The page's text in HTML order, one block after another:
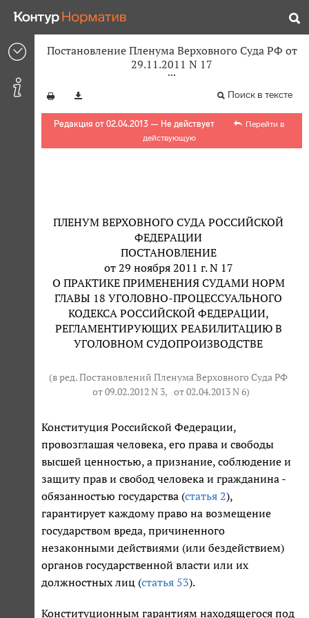
Постановление Пленума Верховного Суда РФ от
29.11.2011 N 17
Поиск в тексте
Редакция от 02.04.2013 — Не действует
Перейти в
действующую
ПЛЕНУМ ВЕРХОВНОГО СУДА РОССИЙСКОЙ
ФЕДЕРАЦИИ
ПОСТАНОВЛЕНИЕ
от 29 ноября 2011 г. N 17
О ПРАКТИКЕ ПРИМЕНЕНИЯ СУДАМИ НОРМ
ГЛАВЫ 18 УГОЛОВНО-ПРОЦЕССУАЛЬНОГО
КОДЕКСА РОССИЙСКОЙ ФЕДЕРАЦИИ,
РЕГЛАМЕНТИРУЮЩИХ РЕАБИЛИТАЦИЮ В
УГОЛОВНОМ СУДОПРОИЗВОДСТВЕ
(в ред. Постановлений Пленума Верховного Суда РФ
от 09.02.2012 N 3, от 02.04.2013 N 6)
Конституция Российской Федерации,
провозглашая человека, его права и свободы
высшей ценностью, а признание, соблюдение и
защиту прав и свобод человека и гражданина -
обязанностью государства (статья 2),
гарантирует каждому право на возмещение
государством вреда, причиненного
незаконными действиями (или бездействием)
органов государственной власти или их
должностных лиц (статья 53).
Конституционным гарантиям находящегося под